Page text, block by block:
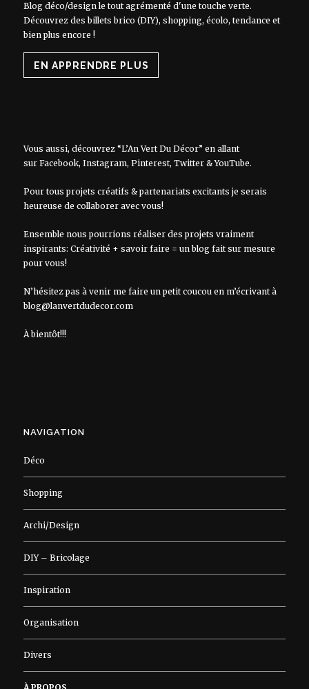
Blog déco/design le tout agrémenté d'une touche verte.
Découvrez des billets brico (DIY), shopping, écolo, tendance et
bien plus encore !
EN APPRENDRE PLUS
Vous aussi, découvrez “L’An Vert Du Décor” en allant
sur Facebook, Instagram, Pinterest, Twitter&YouTube.
Pour tous projets créatifs & partenariats excitants je serais
heureuse de collaborer avec vous!
Ensemble nous pourrions réaliser des projets vraiment
inspirants: Créativité + savoir faire = un blog fait sur mesure
pour vous!
N’hésitez pas à venir me faire un petit coucou en m’écrivant à
blog@lanvertdudecor.com
À bientôt!!!
NAVIGATION
Déco
Shopping
Archi/Design
DIY – Bricolage
Inspiration
Organisation
Divers